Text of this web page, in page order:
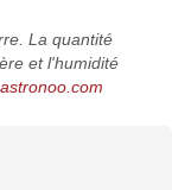
La quantité
et l'humidité
astronoo.com